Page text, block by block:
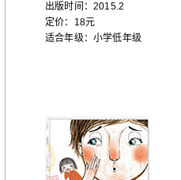
出版时间：2015.2
定价：18元
适合年级：小学低年级